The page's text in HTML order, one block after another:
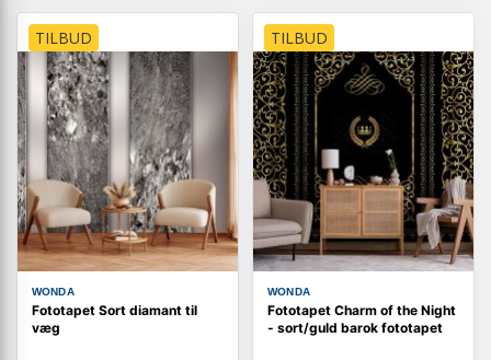
TILBUD
WONDA
Fototapet Sort diamant til
væg
TILBUD
WONDA
Fototapet Charm of the Night
- sort/guld barok fototapet